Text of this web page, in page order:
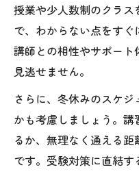
授業や少人数制のクラス
で、わからない点をすぐ
講師との相性やサポー
見逃せません。
さらに、冬休みのスケ
かも考慮しましょう。
るか、無理なく通える
です。受験対策に直結